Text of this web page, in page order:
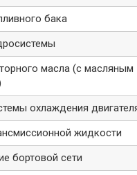
бака
масла (с масляным
охлаждения
жидкости
бортовой сети